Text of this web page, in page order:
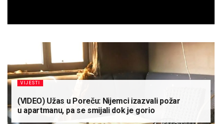
VIJESTI
(VIDEO) Užas u Poreču: Nijemci izazvali požar
u apartmanu, pa se smijali dok je gorio